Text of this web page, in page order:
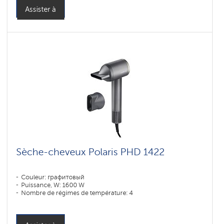
Assister à
Sèche-cheveux Polaris PHD 1422
Couleur: графитовый
Puissance, W: 1600 W
Nombre de régimes de température: 4